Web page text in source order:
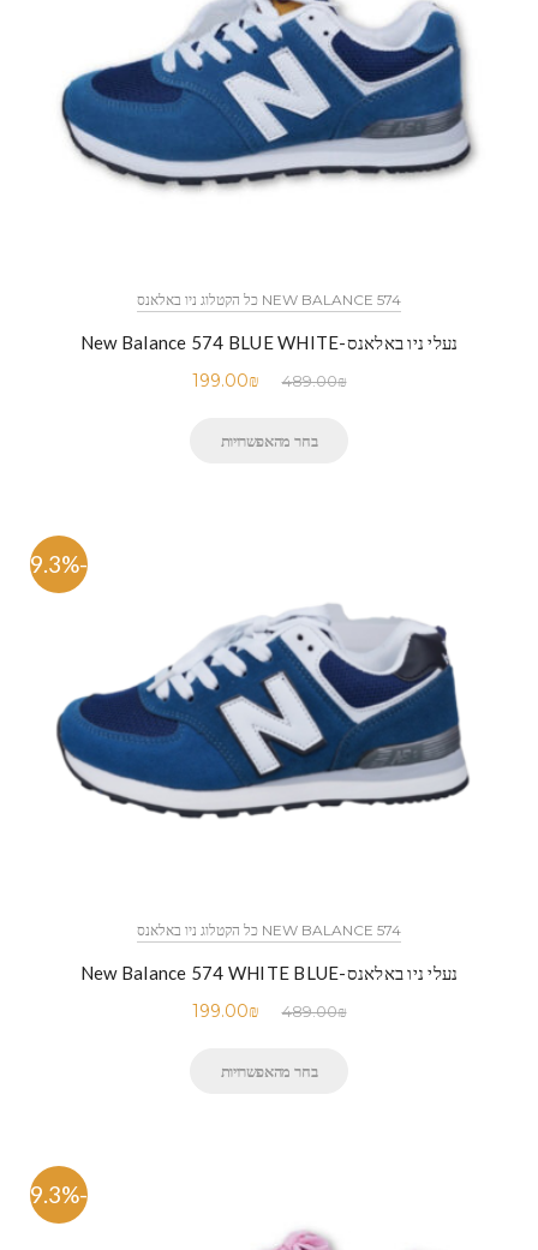
NEW BALANCE 574 כל הקטלוג ניו באלאנס
נעלי ניו באלאנס-New Balance 574 BLUE WHITE
489.00₪
199.00₪
בחר מהאפשרויות
-59.3%
NEW BALANCE 574 כל הקטלוג ניו באלאנס
נעלי ניו באלאנס-New Balance 574 WHITE BLUE
489.00₪
199.00₪
בחר מהאפשרויות
-59.3%